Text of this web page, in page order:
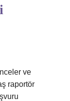
ve
raportör